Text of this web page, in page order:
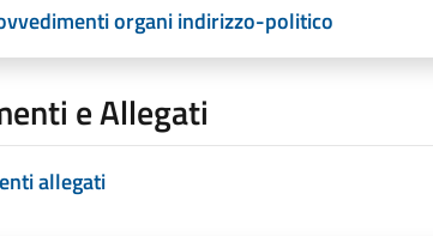
organi indirizzo-politico
e Allegati
allegati